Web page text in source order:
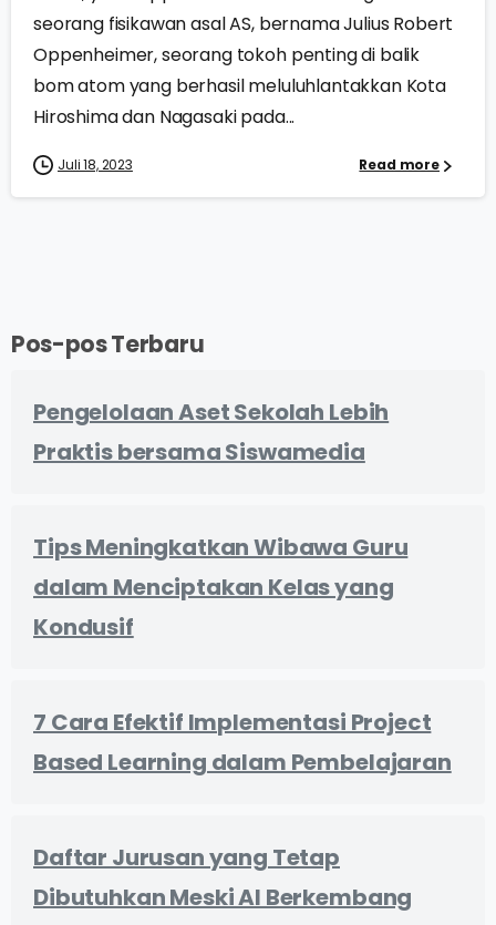
seorang fisikawan asal AS, bernama Julius Robert
Oppenheimer, seorang tokoh penting di balik
bom atom yang berhasil meluluhlantakkan Kota
Hiroshima dan Nagasaki pada...
Juli 18, 2023 Read more
Pos-pos Terbaru
Pengelolaan Aset Sekolah Lebih
Praktis bersama Siswamedia
Tips Meningkatkan Wibawa Guru
dalam Menciptakan Kelas yang
Kondusif
7 Cara Efektif Implementasi Project
Based Learning dalam Pembelajaran
Daftar Jurusan yang Tetap
Dibutuhkan Meski AI Berkembang